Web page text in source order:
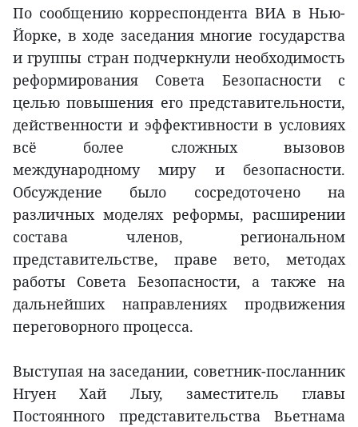
По сообщению корреспондента ВИА в Нью-
Йорке, в ходе заседания многие государства
и группы стран подчеркнули необходимость
реформирования Совета Безопасности с
целью повышения его представительности,
действенности и эффективности в условиях
всё более сложных вызовов
международному миру и безопасности.
Обсуждение было сосредоточено на
различных моделях реформы, расширении
состава членов, региональном
представительстве, праве вето, методах
работы Совета Безопасности, а также на
дальнейших направлениях продвижения
переговорного процесса.
Выступая на заседании, советник-посланник
Нгуен Хай Лыу, заместитель главы
Постоянного представительства Вьетнама